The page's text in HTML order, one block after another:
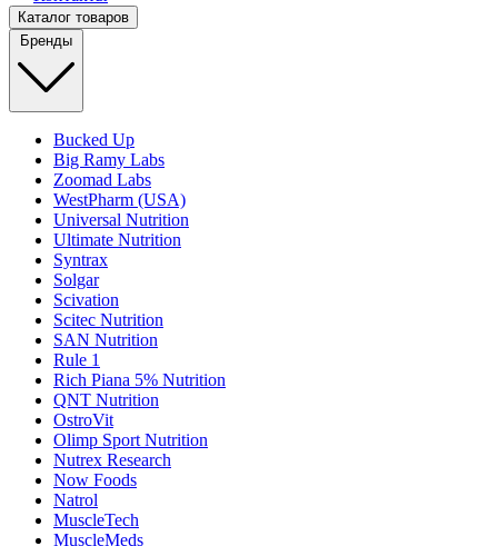
Каталог товаров
Бренды
Bucked Up
Big Ramy Labs
Zoomad Labs
WestPharm (USA)
Universal Nutrition
Ultimate Nutrition
Syntrax
Solgar
Scivation
Scitec Nutrition
SAN Nutrition
Rule 1
Rich Piana 5% Nutrition
QNT Nutrition
OstroVit
Olimp Sport Nutrition
Nutrex Research
Now Foods
Natrol
MuscleTech
MuscleMeds